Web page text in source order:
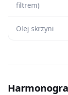
filtrem)
Olej skrzyni